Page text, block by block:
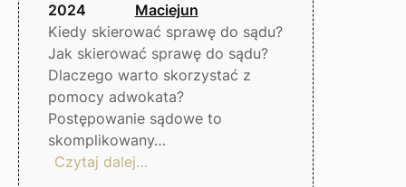
2024
Maciejun
Kiedy skierować sprawę do sądu?
Jak skierować sprawę do sądu?
Dlaczego warto skorzystać z
pomocy adwokata?
Postępowanie sądowe to
skomplikowany…
Czytaj dalej…